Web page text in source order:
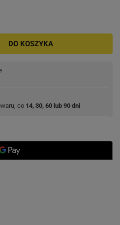
DO KOSZYKA
co 14, 30, 60 lub 90 dni